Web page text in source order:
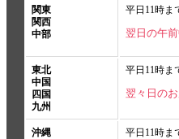
関東
関西
中部
平日11時ま
翌日の午
東北
中国
四国
九州
平日11時ま
翌々日の
沖縄 平日11時ま